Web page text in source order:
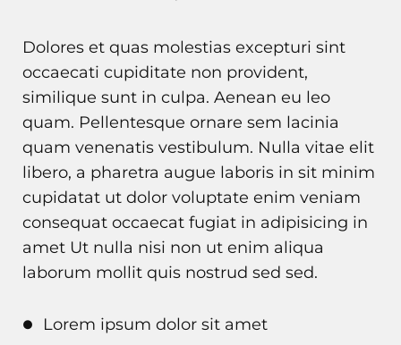
Dolores et quas molestias excepturi sint
occaecati cupiditate non provident,
similique sunt in culpa. Aenean eu leo
quam. Pellentesque ornare sem lacinia
quam venenatis vestibulum. Nulla vitae elit
libero, a pharetra augue laboris in sit minim
cupidatat ut dolor voluptate enim veniam
consequat occaecat fugiat in adipisicing in
amet Ut nulla nisi non ut enim aliqua
laborum mollit quis nostrud sed sed.
Lorem ipsum dolor sit amet